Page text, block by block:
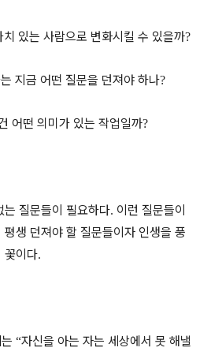
있는 사람으로 변화시킬 수 있을까?
지금 어떤 질문을 던져야 하나?
어떤 의미가 있는 작업일까?
질문들이 필요하다. 이런 질문들이
생 던져야 할 질문들이자 인생을 풍
꽃이다.
“자신을 아는 자는 세상에서 못 해낼